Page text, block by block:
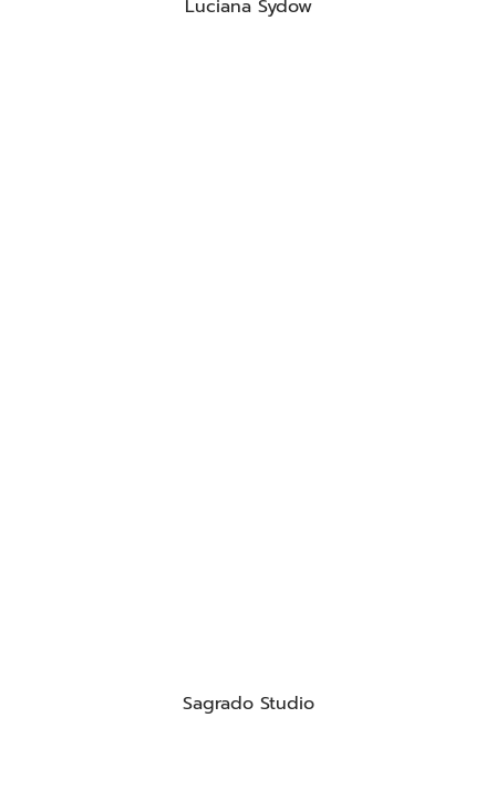
Luciana Sydow
Sagrado Studio